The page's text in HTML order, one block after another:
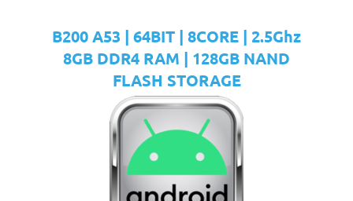
B200 A53 | 64BIT | 8CORE | 2.5Ghz
8GB DDR4 RAM | 128GB NAND
FLASH STORAGE